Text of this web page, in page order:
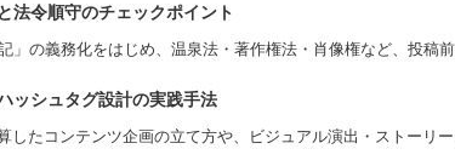
法令順守のチェックポイント
の義務化をはじめ、温泉法・著作権法・肖像権など、投稿
ッシュタグ設計の実践手法
したコンテンツ企画の立て方や、ビジュアル演出・ストー